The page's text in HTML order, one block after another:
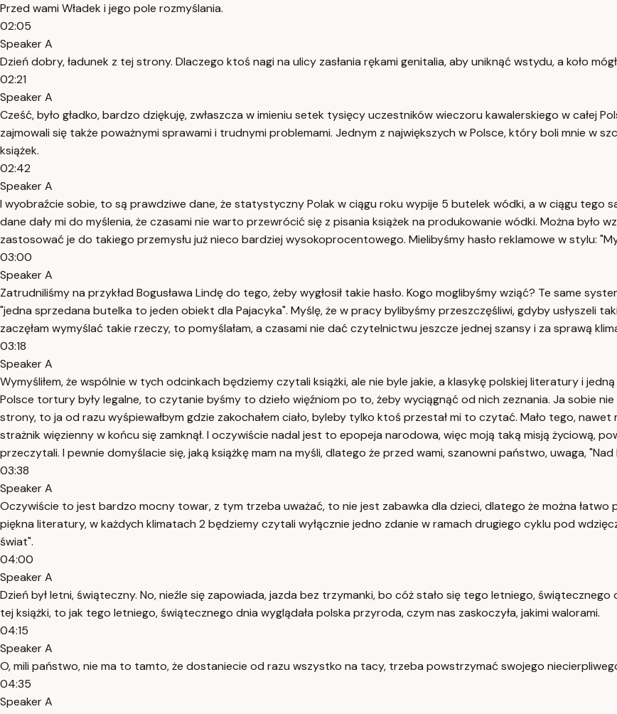
Przed wami Władek i jego pole rozmyślania.
02:05
Speaker A
Dzień dobry, ładunek z tej strony. Dlaczego ktoś nagi na ulicy zasłania rękami genitalia, aby uniknąć wstydu, a koło
02:21
Speaker A
Cześć, było gładko, bardzo dziękuję, zwłaszcza w imieniu setek tysięcy uczestników wieczoru kawalerskiego w całej
zajmowali się także poważnymi sprawami i trudnymi problemami. Jednym z największych w Polsce, który boli mnie w
książek.
02:42
Speaker A
I wyobraźcie sobie, to są prawdziwe dane, że statystyczny Polak w ciągu roku wypije 5 butelek wódki, a w ciągu tego
dane dały mi do myślenia, że czasami nie warto przewrócić się z pisania książek na produkowanie wódki. Można było
zastosować je do takiego przemysłu już nieco bardziej wysokoprocentowego. Mielibyśmy hasło reklamowe w stylu:
03:00
Speaker A
Zatrudniliśmy na przykład Bogusława Lindę do tego, żeby wygłosił takie hasło. Kogo moglibyśmy wziąć? Te same
"jedna sprzedana butelka to jeden obiekt dla Pajacyka". Myślę, że w pracy bylibyśmy przeszczęśliwi, gdyby usłyszeli
zaczęłam wymyślać takie rzeczy, to pomyślałam, a czasami nie dać czytelnictwu jeszcze jednej szansy i za sprawą
03:18
Speaker A
Wymyśliłem, że wspólnie w tych odcinkach będziemy czytali książki, ale nie byle jakie, a klasykę polskiej literatury i
Polsce tortury były legalne, to czytanie byśmy to dzieło więźniom po to, żeby wyciągnąć od nich zeznania. Ja sobie
strony, to ja od razu wyśpiewałbym gdzie zakochałem ciało, byleby tylko ktoś przestał mi to czytać. Mało tego,
strażnik więzienny w końcu się zamknął. I oczywiście nadal jest to epopeja narodowa, więc moją taką misją życiową,
przeczytali. I pewnie domyślacie się, jaką książkę mam na myśli, dlatego że przed wami, szanowni państwo, uwaga, "Nad
03:38
Speaker A
Oczywiście to jest bardzo mocny towar, z tym trzeba uważać, to nie jest zabawka dla dzieci, dlatego że można łatwo
piękna literatury, w każdych klimatach 2 będziemy czytali wyłącznie jedno zdanie w ramach drugiego cyklu pod
świat".
04:00
Speaker A
Dzień był letni, świąteczny. No, nieźle się zapowiada, jazda bez trzymanki, bo cóż stało się tego letniego,
tej książki, to jak tego letniego, świątecznego dnia wyglądała polska przyroda, czym nas zaskoczyła, jakimi walorami.
04:15
Speaker A
O, mili państwo, nie ma to tamto, że dostaniecie od razu wszystko na tacy, trzeba powstrzymać swojego
04:35
Speaker A